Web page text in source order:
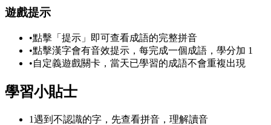
遊戲提示
•點擊「提示」即可查看成語的完整拼音
•點擊漢字會有音效提示，每完成一個成語，學分加 1
•自定義遊戲關卡，當天已學習的成語不會重複出現
學習小貼士
1遇到不認識的字，先查看拼音，理解讀音